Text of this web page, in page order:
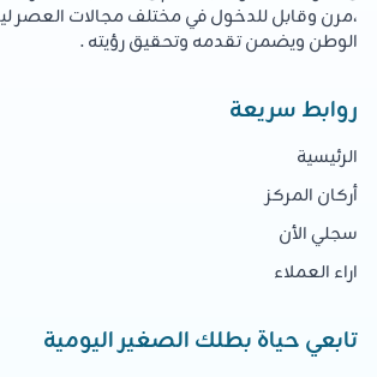
،مرن وقابل للدخول في مختلف مجالات العصر
الوطن ويضمن تقدمه وتحقيق رؤيته .
روابط سريعة
الرئيسية
أركان المركز
سجلي الأن
اراء العملاء
تابعي حياة بطلك الصغير اليومية